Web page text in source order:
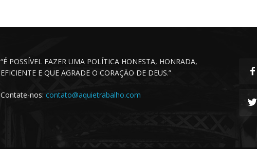
“É POSSÍVEL FAZER UMA POLÍTICA HONESTA, HONRADA,
EFICIENTE E QUE AGRADE O CORAÇÃO DE DEUS.”
Contate-nos: contato@aquietrabalho.com